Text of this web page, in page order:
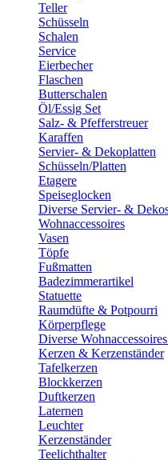
Teller
Schüsseln
Schalen
Service
Eierbecher
Flaschen
Butterschalen
Öl/Essig Set
Salz- & Pfefferstreuer
Karaffen
Servier- & Dekoplatten
Schüsseln/Platten
Etagere
Speiseglocken
Diverse Servier- &
Wohnaccessoires
Vasen
Töpfe
Fußmatten
Badezimmerartikel
Statuette
Raumdüfte & Potpourri
Körperpflege
Diverse
Kerzen & Kerzenständer
Tafelkerzen
Blockkerzen
Duftkerzen
Laternen
Leuchter
Kerzenständer
Teelichthalter